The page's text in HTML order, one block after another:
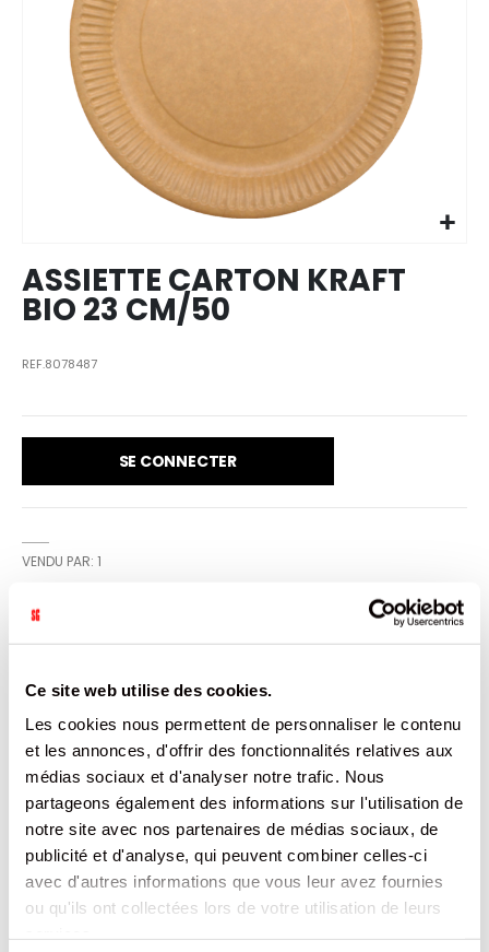
Ce site web utilise des cookies.
Les cookies nous permettent de personnaliser le contenu
et les annonces, d'offrir des fonctionnalités relatives aux
médias sociaux et d'analyser notre trafic. Nous
partageons également des informations sur l'utilisation de
notre site avec nos partenaires de médias sociaux, de
publicité et d'analyse, qui peuvent combiner celles-ci
avec d'autres informations que vous leur avez fournies
ou qu'ils ont collectées lors de votre utilisation de leurs
images
gallery
ASSIETTE CARTON KRAFT
BIO 23 CM/50
REF.8078487
SE CONNECTER
VENDU PAR: 1
INFORMATION
Sans lamination PE. Aptes au contact alimentaire gras et
sec.
CARACTÉRISTIQUES
DOCUMENTATION
PRODUITS QUI POURRAIENT VOUS